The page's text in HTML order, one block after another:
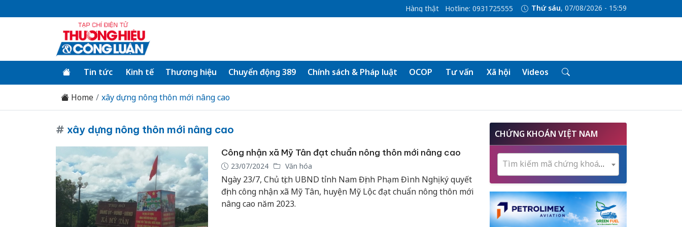
Hàng thật Hotline: 0931725555 Thứ sáu, 07/08/2026 - 15:59
Tin tức Kinh tế Thương hiệu Chuyển động 389 Chính sách & Pháp luật OCOP Tư vấn Xã hội Videos
Home xây dựng nông thôn mới nâng cao
# xây dựng nông thôn mới nâng cao
Công nhận xã Mỹ Tân đạt chuẩn nông thôn mới nâng cao
23/07/2024 Văn hóa
Ngày 23/7, Chủ tịch UBND tỉnh Nam Định Phạm Đình Nghị ký quyết
định công nhận xã Mỹ Tân, huyện Mỹ Lộc đạt chuẩn nông thôn mới
nâng cao năm 2023.
CHỨNG KHOÁN VIỆT NAM
Tìm kiếm mã chứng khoán...